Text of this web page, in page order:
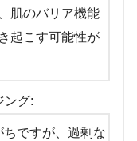
肌のバリア機能
起こす可能性が
ング:
ちですが、過剰な